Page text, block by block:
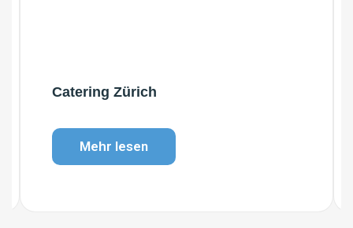
Catering Zürich
Mehr lesen